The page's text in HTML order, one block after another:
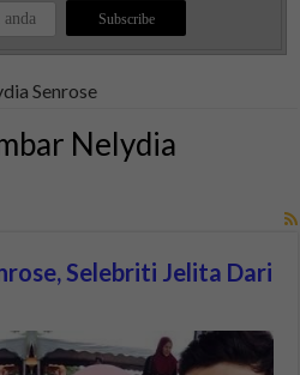
Senrose
Nelydia
Selebriti Jelita Dari